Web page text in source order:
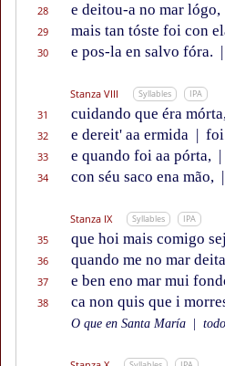
28 e deitou-a no mar lógo,
29 mais tan tóste foi con
30 e pos-la en salvo fóra. |
Stanza VIII Syllables IPA
31 cuidando que éra
32 e dereit' aa ermida | foi
33 e quando foi aa pórta, |
34 con séu saco ena mão, |
Stanza IX Syllables IPA
35 que hoi mais comigo
36 quando me no mar
37 e ben eno mar mui
38 ca non quis que i
O que en Santa María